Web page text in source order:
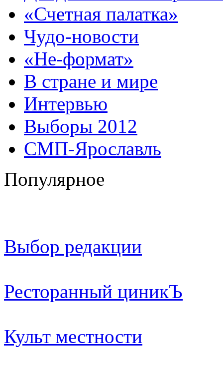
«Счетная палатка»
Чудо-новости
«Не-формат»
В стране и мире
Интервью
Выборы 2012
СМП-Ярославль
Популярное
Выбор редакции
Ресторанный циникЪ
Культ местности